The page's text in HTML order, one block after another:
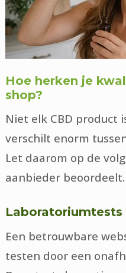
Hoe herken je
shop?
Niet elk CBD product
verschilt enorm
Let daarom op de
aanbieder beoordeelt.
Een betrouwbare
testen door een